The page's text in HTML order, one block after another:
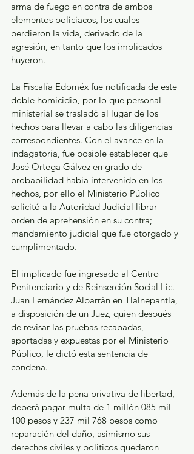
arma de fuego en contra de ambos
elementos policiacos, los cuales
perdieron la vida, derivado de la
agresión, en tanto que los implicados
huyeron.
La Fiscalía Edoméx fue notificada de este
doble homicidio, por lo que personal
ministerial se trasladó al lugar de los
hechos para llevar a cabo las diligencias
correspondientes. Con el avance en la
indagatoria, fue posible establecer que
José Ortega Gálvez en grado de
probabilidad había intervenido en los
hechos, por ello el Ministerio Público
solicitó a la Autoridad Judicial librar
orden de aprehensión en su contra;
mandamiento judicial que fue otorgado y
cumplimentado.
El implicado fue ingresado al Centro
Penitenciario y de Reinserción Social Lic.
Juan Fernández Albarrán en Tlalnepantla,
a disposición de un Juez, quien después
de revisar las pruebas recabadas,
aportadas y expuestas por el Ministerio
Público, le dictó esta sentencia de
condena.
Además de la pena privativa de libertad,
deberá pagar multa de 1 millón 085 mil
100 pesos y 237 mil 768 pesos como
reparación del daño, asimismo sus
derechos civiles y políticos quedaron